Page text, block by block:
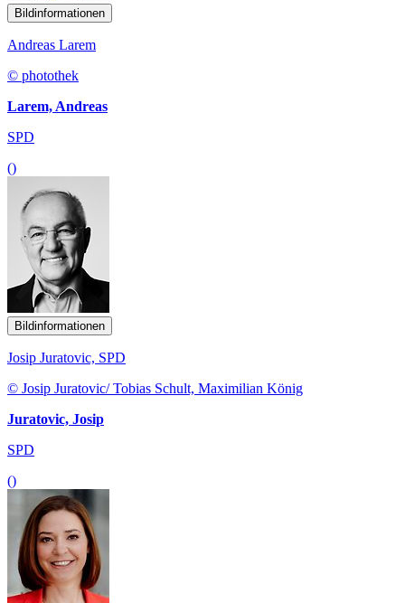
Bildinformationen
Andreas Larem
© photothek
Larem, Andreas
SPD
()
Bildinformationen
Josip Juratovic, SPD
© Josip Juratovic/ Tobias Schult, Maximilian König
Juratovic, Josip
SPD
()